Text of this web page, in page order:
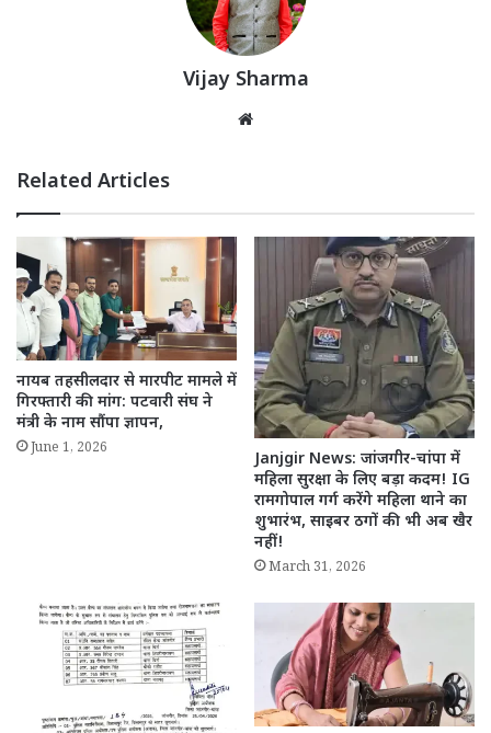
Vijay Sharma
Related Articles
नायब तहसीलदार से मारपीट मामले में
गिरफ्तारी की मांग: पटवारी संघ ने
मंत्री के नाम सौंपा ज्ञापन,
June 1, 2026
Janjgir News: जांजगीर-चांपा में
महिला सुरक्षा के लिए बड़ा कदम! IG
रामगोपाल गर्ग करेंगे महिला थाने का
शुभारंभ, साइबर ठगों की भी अब खैर
नहीं!
March 31, 2026